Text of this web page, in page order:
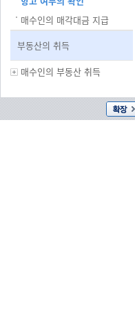
매수인의 매각대금 지급
부동산의 취득
매수인의 부동산 취득